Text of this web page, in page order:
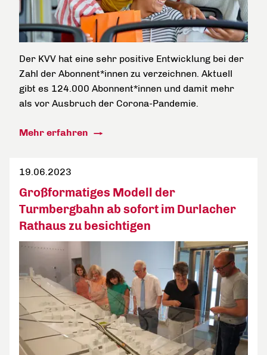
Der KVV hat eine sehr positive Entwicklung bei der
Zahl der Abonnent*innen zu verzeichnen. Aktuell
gibt es 124.000 Abonnent*innen und damit mehr
als vor Ausbruch der Corona-Pandemie.
Mehr erfahren
19.06.2023
Großformatiges Modell der
Turmbergbahn ab sofort im Durlacher
Rathaus zu besichtigen